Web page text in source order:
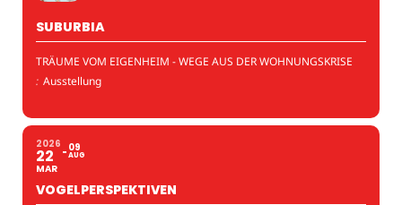
SUBURBIA
TRÄUME VOM EIGENHEIM - WEGE AUS DER WOHNUNGSKRISE
: Ausstellung
2026
22
MAR
09
AUG
VOGELPERSPEKTIVEN